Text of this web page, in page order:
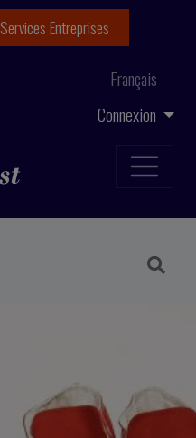
Connexion
Français
Services Entreprises